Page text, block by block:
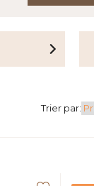
Trier par: